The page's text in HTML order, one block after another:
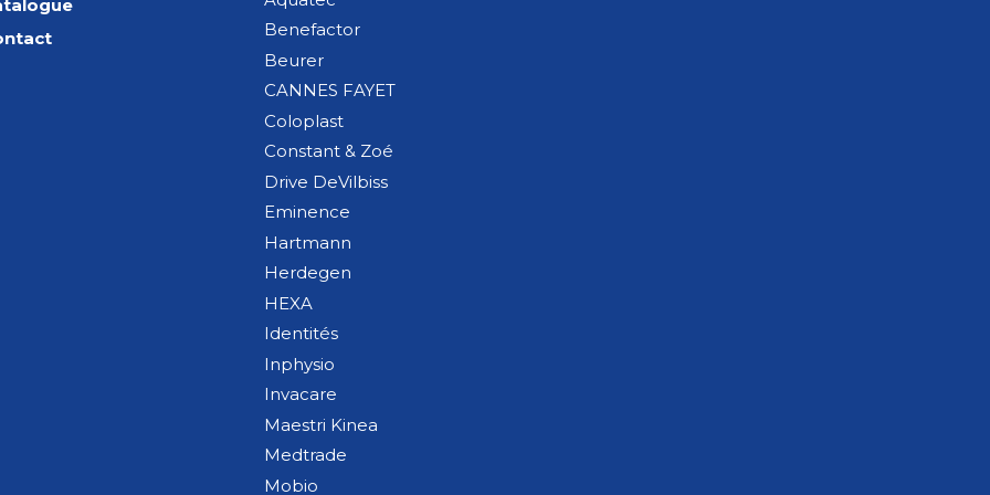
Benefactor
Beurer
CANNES FAYET
Coloplast
Constant & Zoé
Drive DeVilbiss
Eminence
Hartmann
Herdegen
HEXA
Identités
Inphysio
Invacare
Maestri Kinea
Medtrade
Mobio